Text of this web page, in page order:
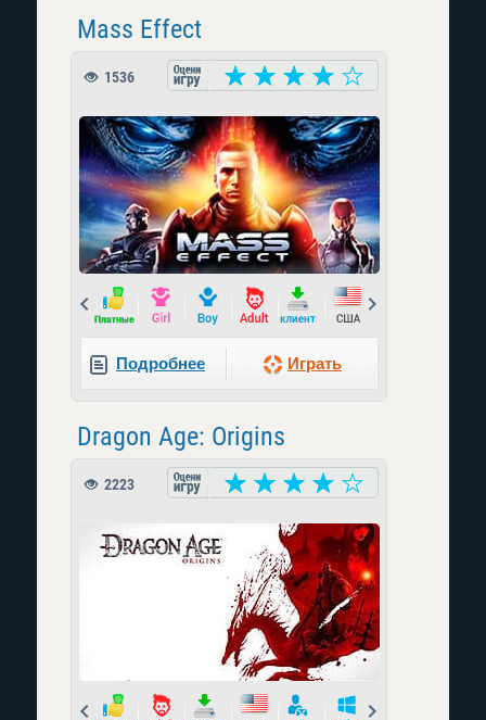
Mass Effect
1536
Prev
Подробнее Играть
Dragon Age: Origins
2223
Prev